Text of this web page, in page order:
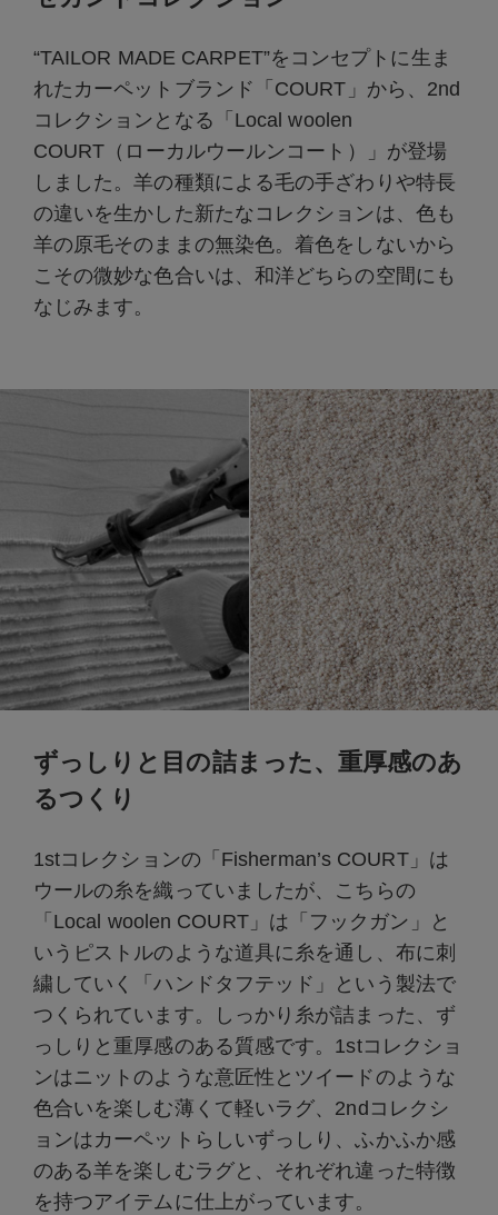
“TAILOR MADE CARPET”をコンセプトに生ま
れたカーペットブランド「COURT」から、2nd
コレクションとなる「Local woolen
COURT（ローカルウールンコート）」が登場
しました。羊の種類による毛の手ざわりや特長
の違いを生かした新たなコレクションは、色も
羊の原毛そのままの無染色。着色をしないから
こその微妙な色合いは、和洋どちらの空間にも
なじみます。
ずっしりと目の詰まった、重厚感のあ
るつくり
1stコレクションの「Fisherman’s COURT」は
ウールの糸を織っていましたが、こちらの
「Local woolen COURT」は「フックガン」と
いうピストルのような道具に糸を通し、布に刺
繍していく「ハンドタフテッド」という製法で
つくられています。しっかり糸が詰まった、ず
っしりと重厚感のある質感です。1stコレクショ
ンはニットのような意匠性とツイードのような
色合いを楽しむ薄くて軽いラグ、2ndコレクシ
ョンはカーペットらしいずっしり、ふかふか感
のある羊を楽しむラグと、それぞれ違った特徴
を持つアイテムに仕上がっています。